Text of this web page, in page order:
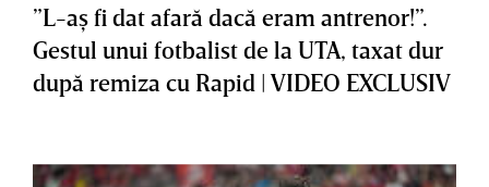
”L-aş fi dat afară dacă eram antrenor!”.
Gestul unui fotbalist de la UTA, taxat dur
după remiza cu Rapid | VIDEO EXCLUSIV